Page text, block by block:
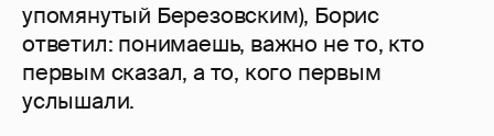
упомянутый Березовским), Борис
ответил: понимаешь, важно не то, кто
первым сказал, а то, кого первым
услышали.